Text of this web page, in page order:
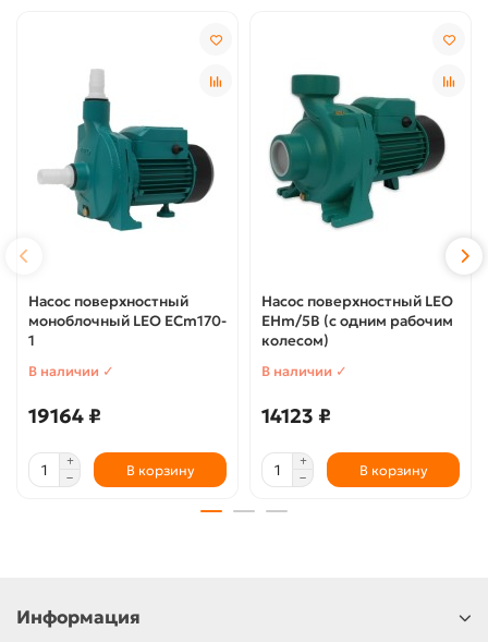
Насос поверхностный
моноблочный LEO ECm170-
1
В наличии ✓
19164 ₽
В корзину
Насос поверхностный LEO
EHm/5B (с одним рабочим
колесом)
В наличии ✓
14123 ₽
В корзину
Информация